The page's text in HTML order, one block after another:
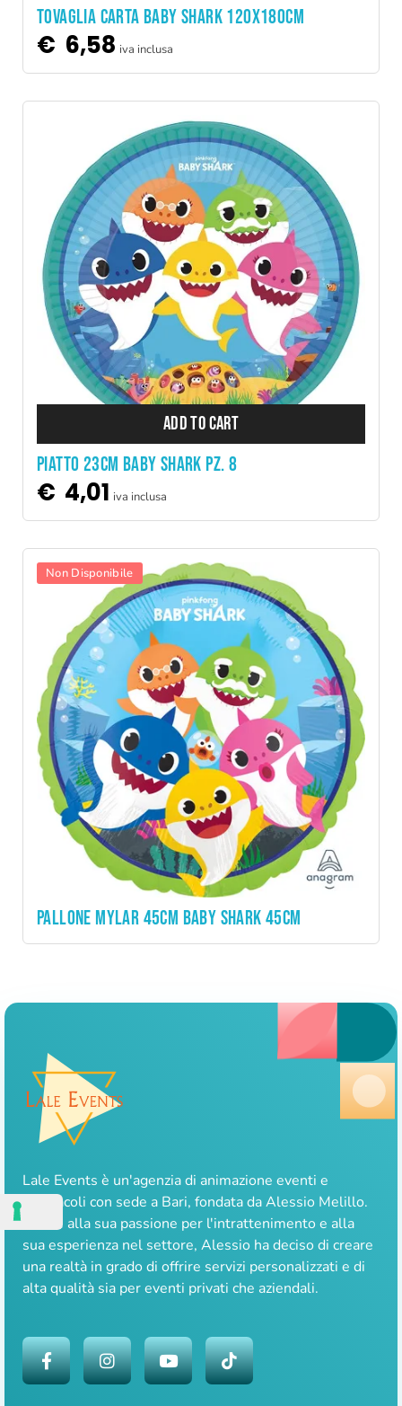
TOVAGLIA CARTA BABY SHARK 120X180CM
€ 6,58 iva inclusa
ADD TO CART
PIATTO 23CM BABY SHARK PZ. 8
€ 4,01 iva inclusa
Non Disponibile
PALLONE MYLAR 45CM BABY SHARK 45CM
Lale Events è un'agenzia di animazione eventi e
spettacoli con sede a Bari, fondata da Alessio Melillo.
Grazie alla sua passione per l'intrattenimento e alla
sua esperienza nel settore, Alessio ha deciso di creare
una realtà in grado di offrire servizi personalizzati e di
alta qualità sia per eventi privati che aziendali.